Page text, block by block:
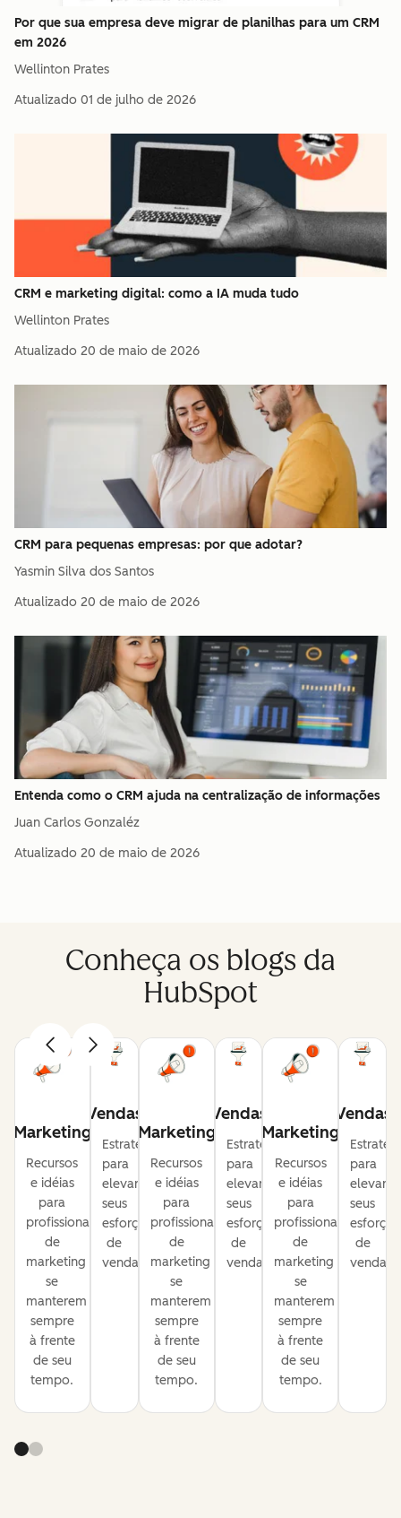
Por que sua empresa deve migrar de planilhas para um CRM
em 2026
Wellinton Prates
Atualizado 01 de julho de 2026
CRM e marketing digital: como a IA muda tudo
Wellinton Prates
Atualizado 20 de maio de 2026
CRM para pequenas empresas: por que adotar?
Yasmin Silva dos Santos
Atualizado 20 de maio de 2026
Entenda como o CRM ajuda na centralização de informações
Juan Carlos Gonzaléz
Atualizado 20 de maio de 2026
Conheça os blogs da
HubSpot
Marketing
Recursos
e idéias
para
profissionais
de
marketing
se
manterem
sempre
à frente
de seu
tempo.
Vendas
Estratégias
para
elevar
seus
esforços
de
vendas.
Marketing
Recursos
e idéias
para
profissionais
de
marketing
se
manterem
sempre
à frente
de seu
tempo.
Vendas
Estratégias
para
elevar
seus
esforços
de
vendas.
Marketing
Recursos
e idéias
para
profissionais
de
marketing
se
manterem
sempre
à frente
de seu
tempo.
Vendas
para
elevar
seus
esforços
de
vendas.